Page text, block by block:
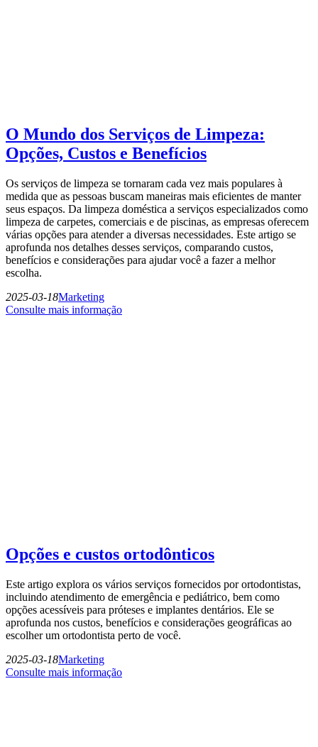
O Mundo dos Serviços de Limpeza:
Opções, Custos e Benefícios
Os serviços de limpeza se tornaram cada vez mais populares à
medida que as pessoas buscam maneiras mais eficientes de manter
seus espaços. Da limpeza doméstica a serviços especializados como
limpeza de carpetes, comerciais e de piscinas, as empresas oferecem
várias opções para atender a diversas necessidades. Este artigo se
aprofunda nos detalhes desses serviços, comparando custos,
benefícios e considerações para ajudar você a fazer a melhor
escolha.
2025-03-18Marketing
Consulte mais informação
Opções e custos ortodônticos
Este artigo explora os vários serviços fornecidos por ortodontistas,
incluindo atendimento de emergência e pediátrico, bem como
opções acessíveis para próteses e implantes dentários. Ele se
aprofunda nos custos, benefícios e considerações geográficas ao
escolher um ortodontista perto de você.
2025-03-18Marketing
Consulte mais informação